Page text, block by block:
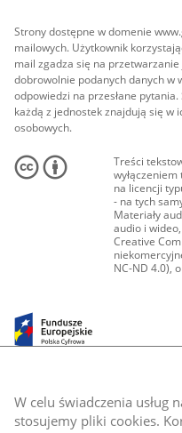
W celu świadczenia usług
stosujemy pliki cookies.
Strony dostępne w domenie
mailowych. Użytkownik
mail zgadza się na
dobrowolnie podanych danych w
odpowiedzi na przesłane
każdą z jednostek znajdują się w
osobowych.
Treści
na licencji
- na tych
Materiały
audio i
Creative
NC-ND 4.0),